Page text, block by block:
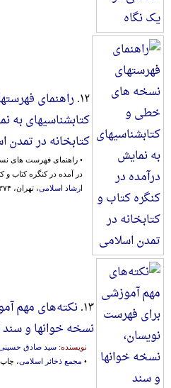
۱۲. راهنمای
کتابشناسیهای به
کتابخانه در تمدن
• راهنمای فهرست های
در آمده در کنگره کتاب و
ارشاد اسلامی، تهران، ۱۳۷۴ش.
۱۳. نکته‌های مهم
نسخه خوانها و سند
نویسنده: سید صادق
• مجمع ذخائر اسلامی، چاپ